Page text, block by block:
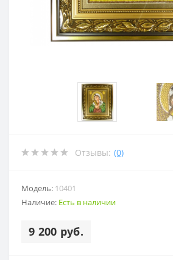
Отзывы: (0)
Модель: 10401
Наличие: Есть в наличии
9 200 руб.